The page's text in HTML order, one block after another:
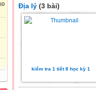
Địa lý (3 bài)
kiểm tra 1 tiết 8 học kỳ 1